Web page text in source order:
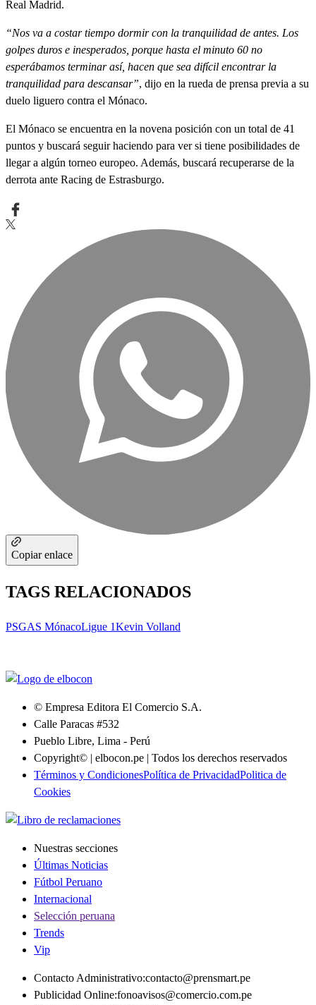
Real Madrid.
“Nos va a costar tiempo dormir con la tranquilidad de antes. Los
golpes duros e inesperados, porque hasta el minuto 60 no
esperábamos terminar así, hacen que sea difícil encontrar la
tranquilidad para descansar”, dijo en la rueda de prensa previa a su
duelo liguero contra el Mónaco.
El Mónaco se encuentra en la novena posición con un total de 41
puntos y buscará seguir haciendo para ver si tiene posibilidades de
llegar a algún torneo europeo. Además, buscará recuperarse de la
derrota ante Racing de Estrasburgo.
Copiar enlace
TAGS RELACIONADOS
PSGAS MónacoLigue 1Kevin Volland
© Empresa Editora El Comercio S.A.
Calle Paracas #532
Pueblo Libre, Lima - Perú
Copyright© | elbocon.pe | Todos los derechos reservados
Términos y CondicionesPolítica de PrivacidadPolitica de
Cookies
Nuestras secciones
Últimas Noticias
Fútbol Peruano
Internacional
Selección peruana
Trends
Vip
Contacto Administrativo:contacto@prensmart.pe
Publicidad Online:fonoavisos@comercio.com.pe